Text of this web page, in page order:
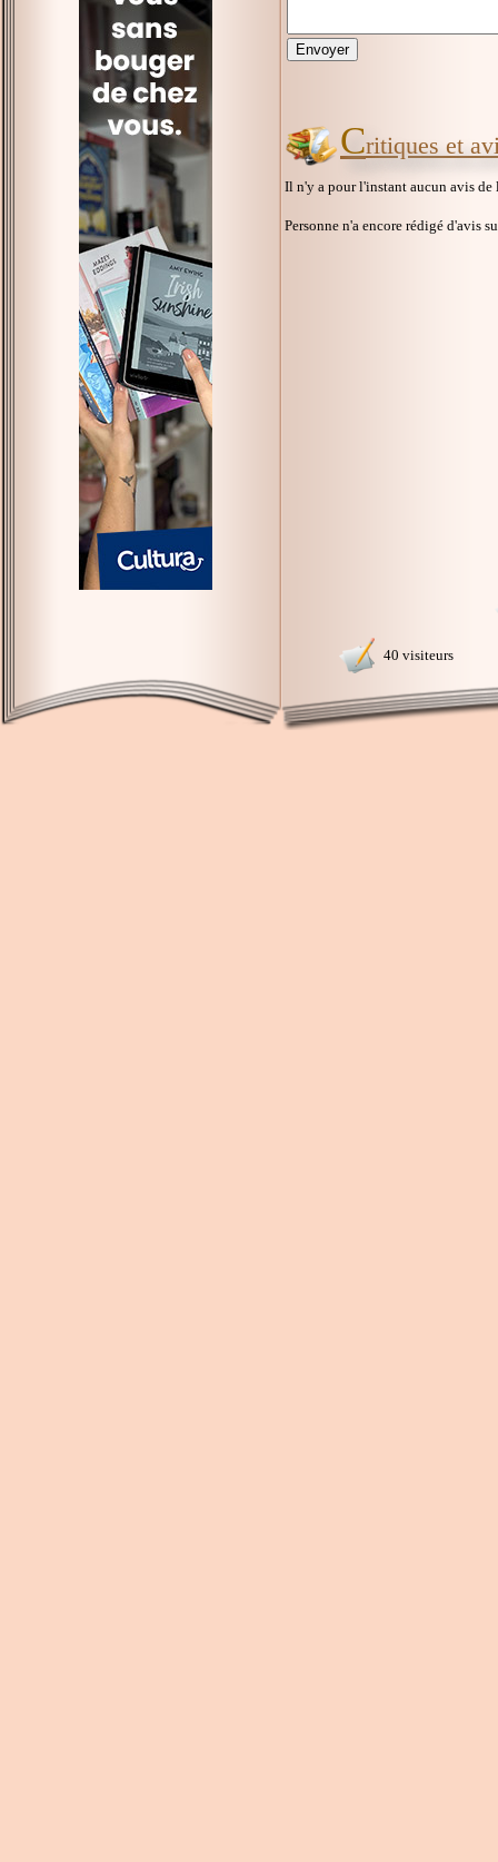
Critiques et
Il n'y a pour l'instant aucun avis
Personne n'a encore rédigé d'avis
40 visiteurs